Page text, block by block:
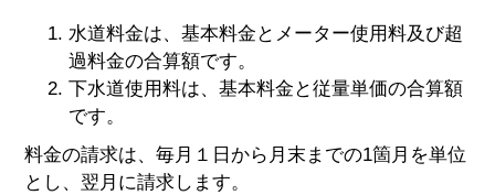
水道料金は、基本料金とメーター使用料及び超
過料金の合算額です。
下水道使用料は、基本料金と従量単価の合算額
です。
料金の請求は、毎月１日から月末までの1箇月を単位
とし、翌月に請求します。